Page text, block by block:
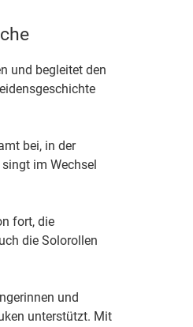
und begleitet den
bei, in der
im Wechsel
fort, die
die Solorollen
und
unterstützt. Mit